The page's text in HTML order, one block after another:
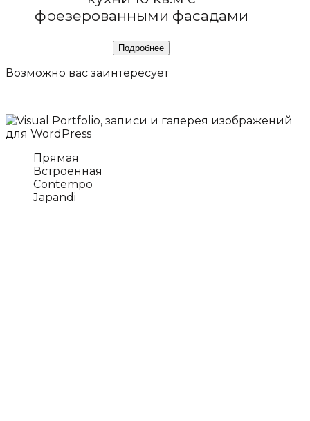
фрезерованными фасадами
Возможно вас заинтересует
Прямая
Встроенная
Contempo
Japandi